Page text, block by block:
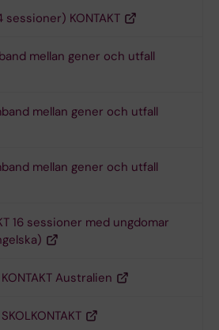
KONTAKT
mellan gener och utfall
mellan gener och utfall
mellan gener och utfall
16 sessioner med ungdomar
Australien